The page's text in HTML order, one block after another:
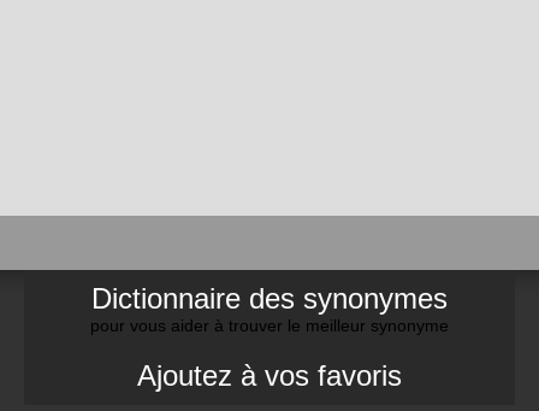
Dictionnaire des synonymes
pour vous aider à trouver le meilleur synonyme
Ajoutez à vos favoris